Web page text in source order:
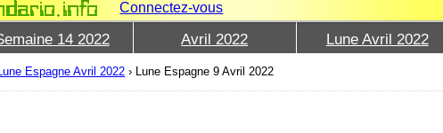
Connectez-vous
14 2022 Avril 2022 Lune Avril 2022
Espagne Avril 2022 › Lune Espagne 9 Avril 2022